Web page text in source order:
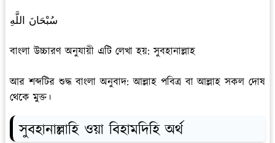
سُبْحَانَ اللَّهِ
বাংলা উচ্চারণ অনুযায়ী এটি লেখা হয়: সুবহানাল্লাহ
আর শব্দটির শুদ্ধ বাংলা অনুবাদ: আল্লাহ পবিত্র বা আল্লাহ সকল দোষ
থেকে মুক্ত।
সুবহানাল্লাহি ওয়া বিহামদিহি অর্থ